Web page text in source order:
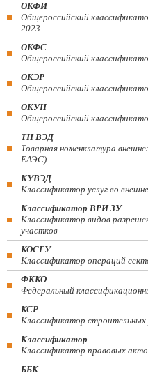
ОКФИ
Общероссийский
2023
ОКФС
Общероссийский
ОКЭР
Общероссийский
ОКУН
Общероссийский
ТН ВЭД
Товарная номенклатура
ЕАЭС)
КУВЭД
Классификатор услуг во
Классификатор ВРИ ЗУ
Классификатор видов
участков
КОСГУ
Классификатор операций
ФККО
Федеральный
КСР
Классификатор строительных
Классификатор
Классификатор правовых
ББК